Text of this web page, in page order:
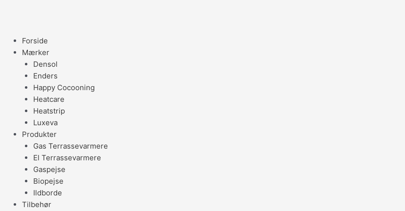
Forside
Mærker
Densol
Enders
Happy Cocooning
Heatcare
Heatstrip
Luxeva
Produkter
Gas Terrassevarmere
El Terrassevarmere
Gaspejse
Biopejse
Ildborde
Tilbehør